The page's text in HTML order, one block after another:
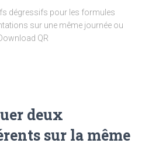
dégressifs pour les formules
sur une même journée ou
QR
deux
sur la même